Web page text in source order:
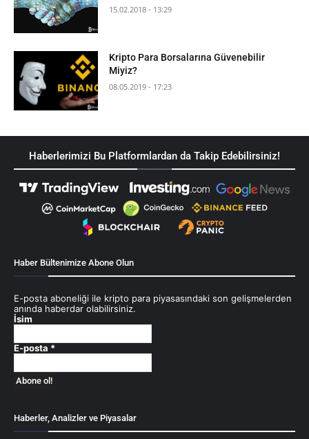
15.02.2018 - 13:29
Kripto Para Borsalarına Güvenebilir
Miyiz?
08.05.2019 - 17:23
Haberlerimizi Bu Platformlardan da Takip Edebilirsiniz!
Haber Bültenimize Abone Olun
E-posta aboneliği ile kripto para piyasasındaki son gelişmelerden
anında haberdar olabilirsiniz.
İsim
E-posta *
Haberler, Analizler ve Piyasalar